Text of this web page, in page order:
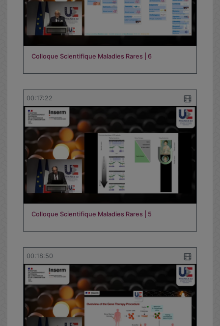
Colloque Scientifique Maladies Rares | 6
00:17:22
Colloque Scientifique Maladies Rares | 5
00:18:50